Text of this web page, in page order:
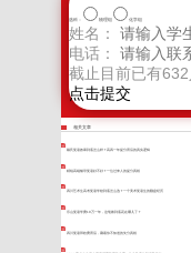
选科： 物理组 化学组
姓名：
电话：
截止目前已有632
相关文章
戴氏复读效果到底怎么样？高四一年提分背后的真实逻辑
精锐高端辅导复读好不好？一位过来人的提分真相
四川艺术生高考复读学校到底怎么选？一个美术复读生的翻盘经历
乐山复读学费10万一年，这笔账到底花在哪儿了？
四川复读班收费背后，藏着你不知道的失分真相